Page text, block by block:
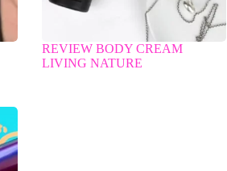
REVIEW BODY CREAM
LIVING NATURE